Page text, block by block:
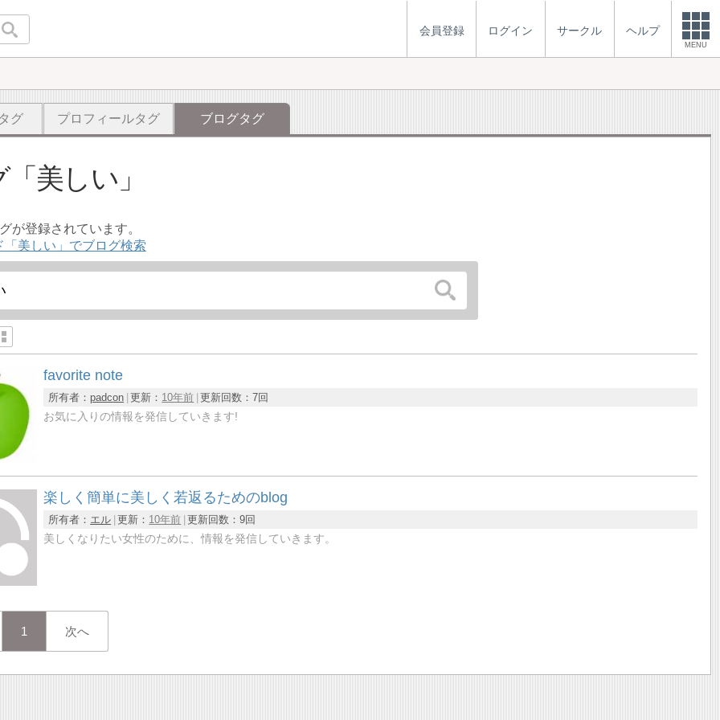
会員登録 ログイン サークル ヘルプ
MENU
グ プロフィールタグ ブログタグ
美しい
が登録されています。
「美しい」でブログ検索
favorite note
所有者： padcon 更新： 10年前 更新回数：7回
お気に入りの情報を発信していきます!
楽しく簡単に美しく若返るためのblog
所有者： エル 更新： 10年前 更新回数：9回
美しくなりたい女性のために、情報を発信していきます。
1 次へ